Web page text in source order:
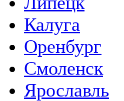
Калуга
Оренбург
Смоленск
Ярославль